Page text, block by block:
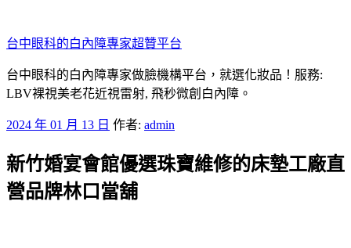
至
主
要
內
台中眼科的白內障專家超贊平台
台中眼科的白內障專家做臉機構平台，就選化妝品！服務:
LBV裸視美老花近視雷射, 飛秒微創白內障。
發
於
2024 年 01 月 13 日 作者: admin
新竹婚宴會館優選珠寶維修的床墊工廠直
營品牌林口當舖